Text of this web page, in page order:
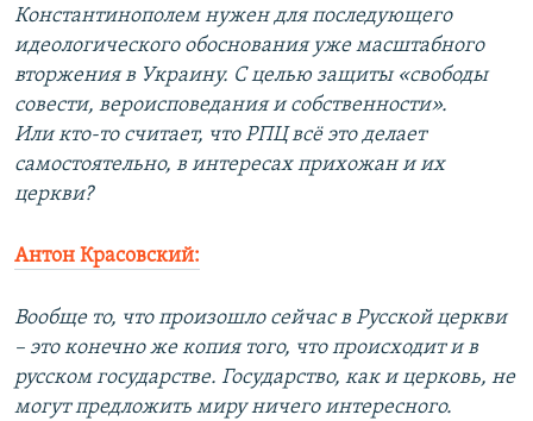
Константинополем нужен для последующего
идеологического обоснования уже масштабного
вторжения в Украину. С целью защиты «свободы
совести, вероисповедания и собственности».
Или кто-то считает, что РПЦ всё это делает
самостоятельно, в интересах прихожан и их
церкви?
Антон Красовский:
Вообще то, что произошло сейчас в Русской церкви
– это конечно же копия того, что происходит и в
русском государстве. Государство, как и церковь, не
могут предложить миру ничего интересного.